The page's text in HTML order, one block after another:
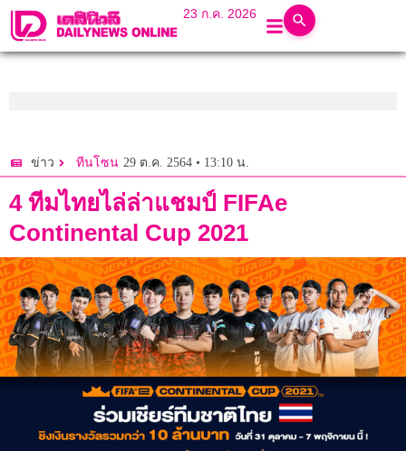
23 ก.ค. 2026
ข่าว ทีนโซน 29 ต.ค. 2564 • 13:10 น.
4 ทีมไทยไล่ล่าแชมป์ FIFAe
Continental Cup 2021